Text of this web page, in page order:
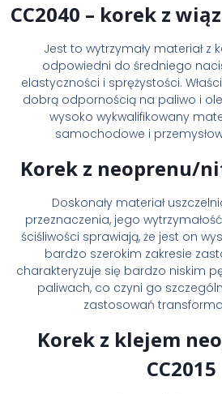
CC2040 – korek z
Jest to wytrzymały materiał z
odpowiedni do średniego
elastyczności i sprężystości.
dobrą odpornością na paliwo i
wysoko wykwalifikowany
samochodowe i
Korek z neoprenu/
Doskonały materiał
przeznaczenia, jego
ściśliwości sprawiają, że jest on
bardzo szerokim zakresie
charakteryzuje się bardzo niskim
paliwach, co czyni go
zastosowań
Korek z klejem
CC2015